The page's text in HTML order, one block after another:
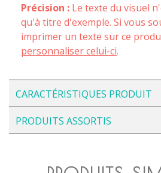
Précision : Le texte du visuel
qu'à titre d'exemple. Si vous
imprimer un texte sur ce
personnaliser celui-ci.
CARACTÉRISTIQUES PRODUIT
PRODUITS ASSORTIS